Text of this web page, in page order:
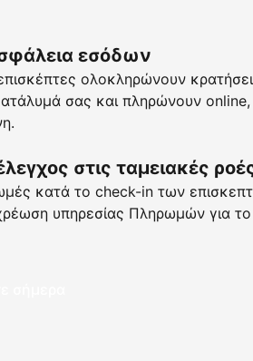
εσόδων
ολοκληρώνουν
σας και πληρώνουν
στις ταμειακές
κατά το check-in των
υπηρεσίας Πληρωμών για
σήμερα